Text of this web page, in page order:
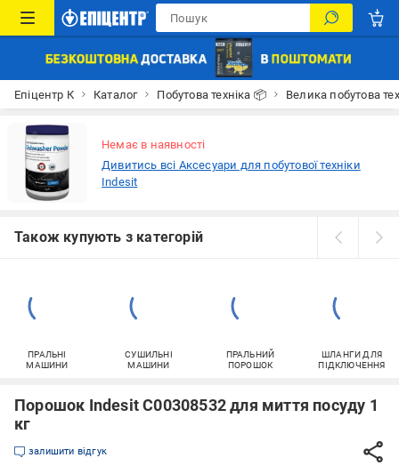
Епіцентр К Каталог Побутова техніка 📦 Велика побутова
Немає в наявності
Дивитись всі Аксесуари для побутової техніки
Indesit
Також купують з категорій
ПРАЛЬНІ
МАШИНИ
СУШИЛЬНІ
МАШИНИ
ПРАЛЬНИЙ
ПОРОШОК
ШЛАНГИ ДЛЯ
ПІДКЛЮЧЕННЯ
Порошок Indesit С00308532 для миття посуду 1
кг
залишити відгук